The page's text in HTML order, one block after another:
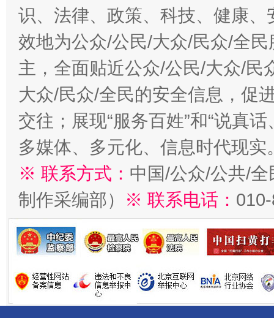
识、法律、政策、科技、健康
效地为公众/公民/大众/民众/全
主，全面贴近公众/公民/大众/民
大众/民众/全民的安全信息，促
交往；展现“服务百姓”和“说真
多媒体、多元化、信息时代现实
※ 联系方式： 中国/公众/公共/
制作采编部）
※ 联系电话：